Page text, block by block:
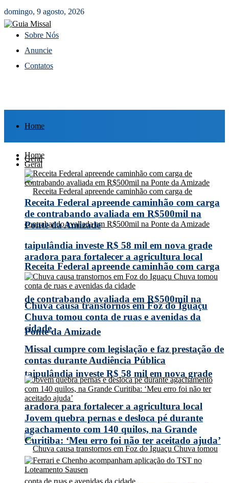
domingo, 9 agosto, 2026
Sobre Nós
Anuncie
Contatos
Home
Geral
Receita Federal apreende caminhão com carga
de contrabando avaliada em R$500mil na
Ponte da Amizade
taipulândia investe R$ 58 mil em nova grade
aradora para fortalecer a agricultura local
Home
Geral
Receita Federal apreende caminhão com carga
de contrabando avaliada em R$500mil na
Ponte da Amizade
taipulândia investe R$ 58 mil em nova grade
aradora para fortalecer a agricultura local
Chuva causa transtornos em Foz do Iguaçu
Chuva tomou conta de ruas e avenidas da
cidade
Missal cumpre com legislação e faz prestação de
contas durante Audiência Pública
Jovem quebra pernas e desloca pé durante
agachamento com 140 quilos, na Grande
Curitiba: ‘Meu erro foi não ter aceitado ajuda’